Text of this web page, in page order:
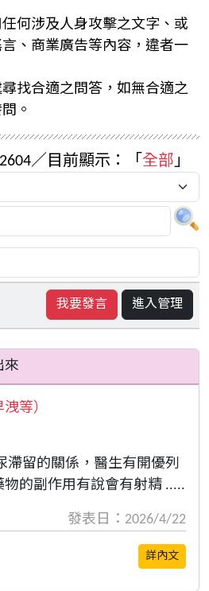
何涉及人身攻擊之文字、或
、商業廣告等內容，違者一
找合適之問答，如無合適之
。
2604／目前顯示：「 全部」
我要發言 進入管理
來
等）
滯留的關係，醫生有開優列
的副作用有說會有射精 .....
發表日：2026/4/22
詳內文